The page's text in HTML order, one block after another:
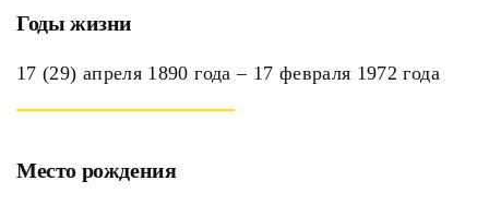
Годы жизни
17 (29) апреля 1890 года – 17 февраля 1972 года
Место рождения